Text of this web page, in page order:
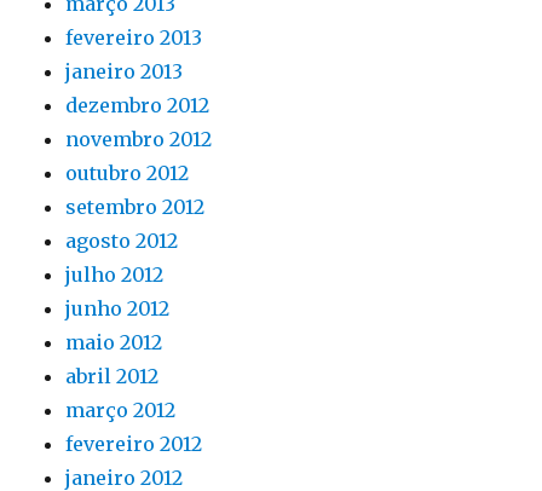
fevereiro 2013
janeiro 2013
dezembro 2012
novembro 2012
outubro 2012
setembro 2012
agosto 2012
julho 2012
junho 2012
maio 2012
abril 2012
março 2012
fevereiro 2012
janeiro 2012